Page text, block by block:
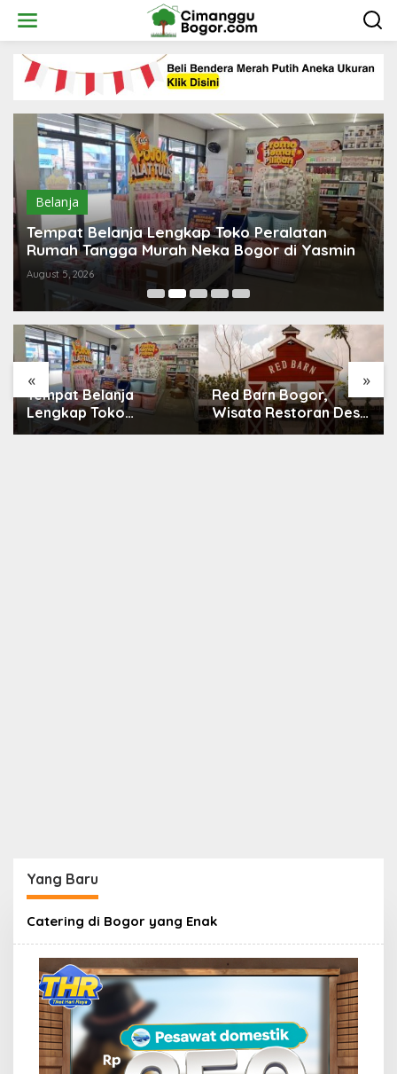
content
Belanja
Tempat Belanja Lengkap Toko Peralatan
Rumah Tangga Murah Neka Bogor di Yasmin
August 5, 2026
« »
Tempat Belanja
Lengkap Toko
Peralatan Rumah
Red Barn Bogor,
Wisata Restoran Desa
Belanda Bergaya
Yang Baru
Berbagi
Cimanggu
Bogor
Catering di Bogor yang Enak